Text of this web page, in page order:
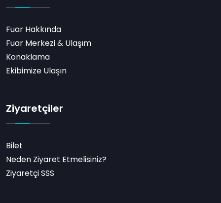
Fuar Hakkında
Fuar Merkezi & Ulaşım
Konaklama
Ekibimize Ulaşın
Ziyaretçiler
Bilet
Neden Ziyaret Etmelisiniz?
Ziyaretçi SSS